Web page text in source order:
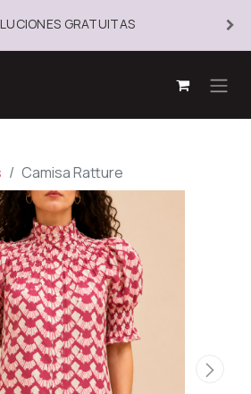
GRATUITAS
Camisa Ratture